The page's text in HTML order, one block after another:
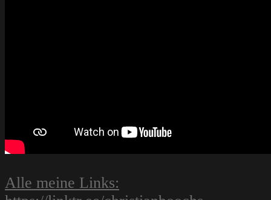
Alle meine Links: